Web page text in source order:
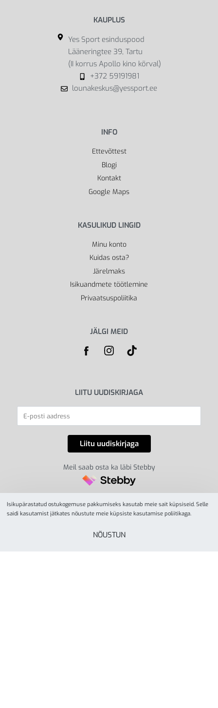
KAUPLUS
Yes Sport esinduspood
Lääneringtee 39, Tartu
(II korrus Apollo kino kõrval)
+372 59191981
lounakeskus@yessport.ee
INFO
Ettevõttest
Blogi
Kontakt
Google Maps
KASULIKUD LINGID
Minu konto
Kuidas osta?
Järelmaks
Isikuandmete töötlemine
Privaatsuspoliitika
JÄLGI MEID
LIITU UUDISKIRJAGA
Meil saab osta ka läbi Stebby
Isikupärastatud ostukogemuse pakkumiseks kasutab meie sait küpsiseid. Selle
saidi kasutamist jätkates nõustute meie küpsiste kasutamise poliitikaga.
NÕUSTUN